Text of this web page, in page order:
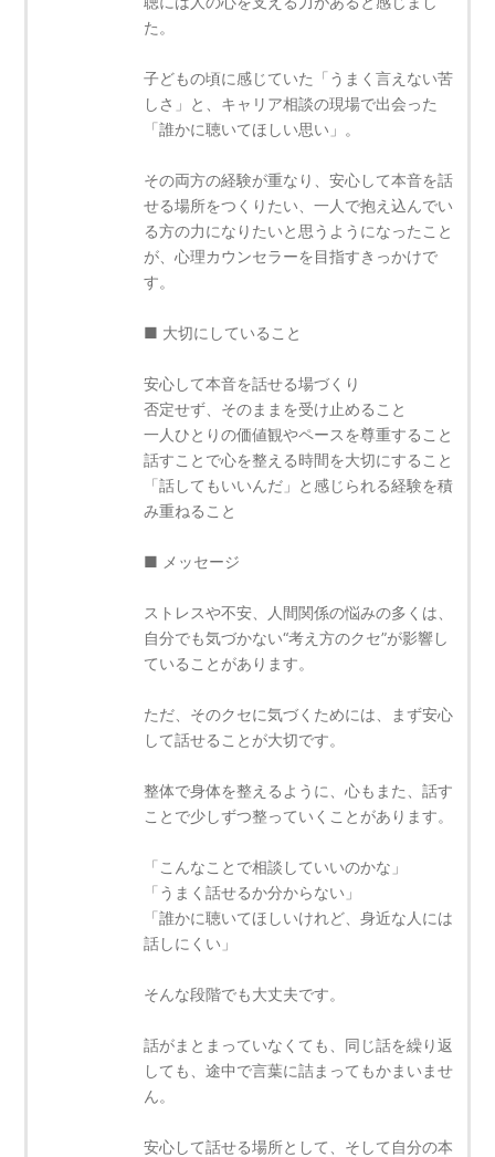
た。
子どもの頃に感じていた「うまく言えない苦
しさ」と、キャリア相談の現場で出会った
「誰かに聴いてほしい思い」。
その両方の経験が重なり、安心して本音を話
せる場所をつくりたい、一人で抱え込んでい
る方の力になりたいと思うようになったこと
が、心理カウンセラーを目指すきっかけで
す。
■ 大切にしていること
安心して本音を話せる場づくり
否定せず、そのままを受け止めること
一人ひとりの価値観やペースを尊重すること
話すことで心を整える時間を大切にすること
「話してもいいんだ」と感じられる経験を積
み重ねること
■ メッセージ
ストレスや不安、人間関係の悩みの多くは、
自分でも気づかない“考え方のクセ”が影響し
ていることがあります。
ただ、そのクセに気づくためには、まず安心
して話せることが大切です。
整体で身体を整えるように、心もまた、話す
ことで少しずつ整っていくことがあります。
「こんなことで相談していいのかな」
「うまく話せるか分からない」
「誰かに聴いてほしいけれど、身近な人には
話しにくい」
そんな段階でも大丈夫です。
話がまとまっていなくても、同じ話を繰り返
しても、途中で言葉に詰まってもかまいませ
ん。
安心して話せる場所として、そして自分の本